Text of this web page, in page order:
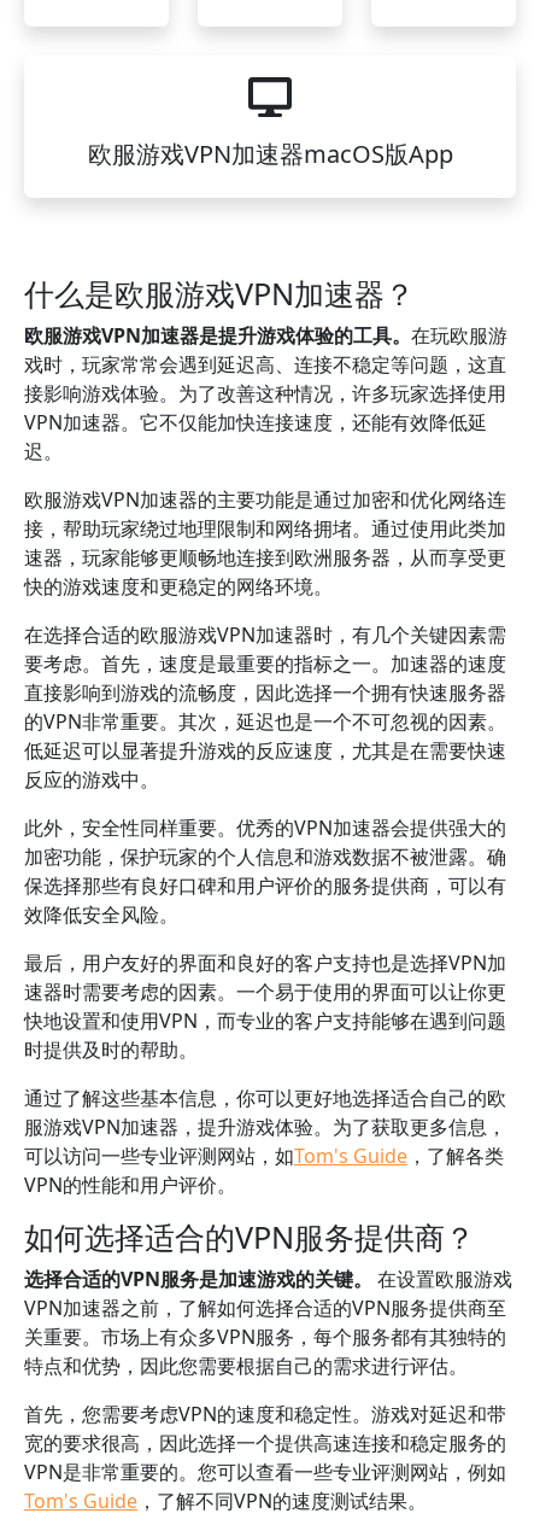
欧服游戏VPN加速器macOS版App
什么是欧服游戏VPN加速器？
欧服游戏VPN加速器是提升游戏体验的工具。 在玩欧服游
戏时，玩家常常会遇到延迟高、连接不稳定等问题，这直
接影响游戏体验。为了改善这种情况，许多玩家选择使用
VPN加速器。它不仅能加快连接速度，还能有效降低延
迟。
欧服游戏VPN加速器的主要功能是通过加密和优化网络连
接，帮助玩家绕过地理限制和网络拥堵。通过使用此类加
速器，玩家能够更顺畅地连接到欧洲服务器，从而享受更
快的游戏速度和更稳定的网络环境。
在选择合适的欧服游戏VPN加速器时，有几个关键因素需
要考虑。首先，速度是最重要的指标之一。加速器的速度
直接影响到游戏的流畅度，因此选择一个拥有快速服务器
的VPN非常重要。其次，延迟也是一个不可忽视的因素。
低延迟可以显著提升游戏的反应速度，尤其是在需要快速
反应的游戏中。
此外，安全性同样重要。优秀的VPN加速器会提供强大的
加密功能，保护玩家的个人信息和游戏数据不被泄露。确
保选择那些有良好口碑和用户评价的服务提供商，可以有
效降低安全风险。
最后，用户友好的界面和良好的客户支持也是选择VPN加
速器时需要考虑的因素。一个易于使用的界面可以让你更
快地设置和使用VPN，而专业的客户支持能够在遇到问题
时提供及时的帮助。
通过了解这些基本信息，你可以更好地选择适合自己的欧
服游戏VPN加速器，提升游戏体验。为了获取更多信息，
可以访问一些专业评测网站，如Tom's Guide ，了解各类
VPN的性能和用户评价。
如何选择适合的VPN服务提供商？
选择合适的VPN服务是加速游戏的关键。
在设置欧服游戏
VPN加速器之前，了解如何选择合适的VPN服务提供商至
关重要。市场上有众多VPN服务，每个服务都有其独特的
特点和优势，因此您需要根据自己的需求进行评估。
首先，您需要考虑VPN的速度和稳定性。游戏对延迟和带
宽的要求很高，因此选择一个提供高速连接和稳定服务的
VPN是非常重要的。您可以查看一些专业评测网站，例如
Tom's Guide ，了解不同VPN的速度测试结果。